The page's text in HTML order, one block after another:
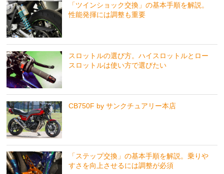
「ツインショック交換」の基本手順を解説。
性能発揮には調整も重要
スロットルの選び方。ハイスロットルとロー
スロットルは使い方で選びたい
CB750F by サンクチュアリー本店
「ステップ交換」の基本手順を解説。乗りや
すさを向上させるには調整が必須